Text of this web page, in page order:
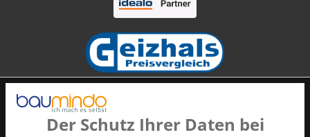
Der Schutz Ihrer Daten bei